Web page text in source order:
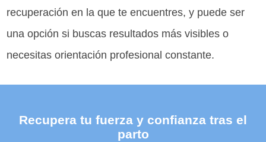
recuperación en la que te encuentres, y puede ser
una opción si buscas resultados más visibles o
necesitas orientación profesional constante.
Recupera tu fuerza y confianza tras el
parto